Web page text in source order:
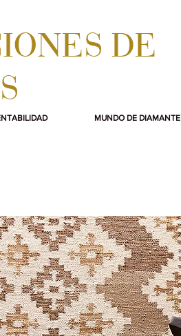
DE
MUNDO DE DIAMANTE